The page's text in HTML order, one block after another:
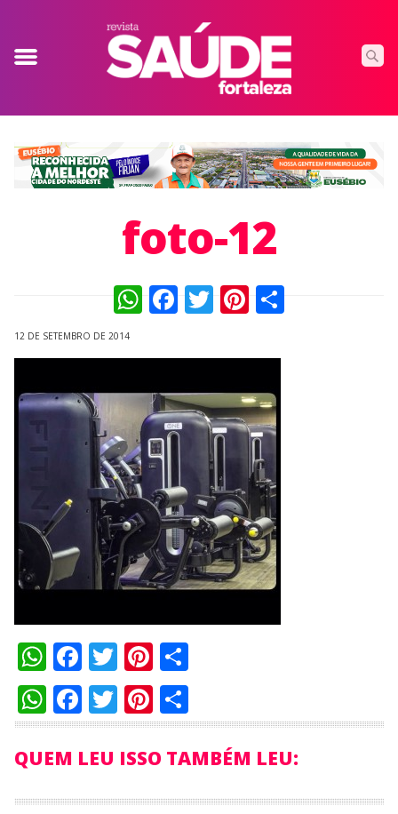
foto-12
WhatsApp
Facebook
TwitterPinterest
12 DE SETEMBRO DE 2014
WhatsApp
Facebook
Twitter
Pinterest
Compartilhar
WhatsApp
Facebook
Twitter
Pinterest
Compartilhar
QUEM LEU ISSO TAMBÉM LEU: